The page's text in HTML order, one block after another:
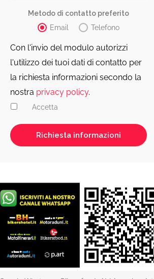
Metodo di contatto preferito
Email
Telefono
Con l'invio del modulo autorizzi
l'utilizzo dei tuoi dati di contatto per
la richiesta informazioni secondo la
nostra privacy policy.
Accetta